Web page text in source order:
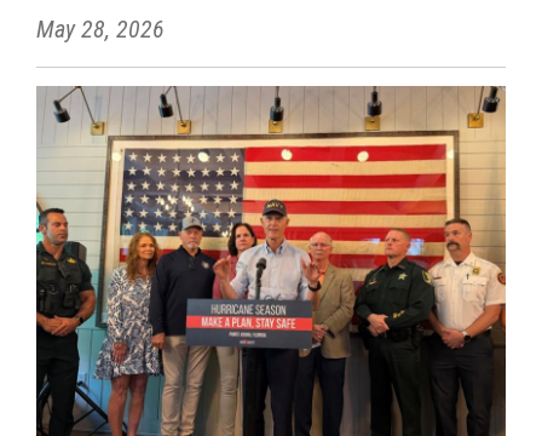
May 28, 2026